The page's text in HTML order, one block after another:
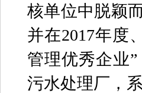
核单位中脱颖
并在2017年度
管理优秀企业
污水处理厂，